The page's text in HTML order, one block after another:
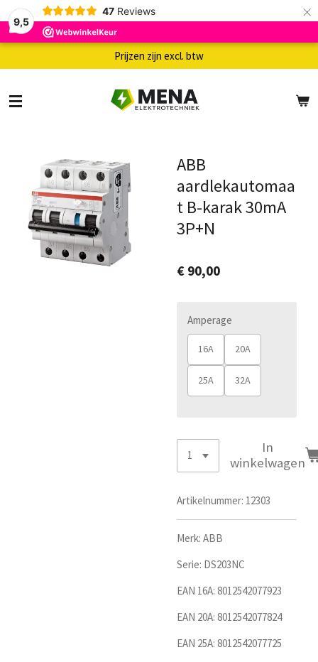
9,5
47 Reviews ×
Prijzen zijn excl. btw
ABB
aardlekautomaa
t B-karak 30mA
3P+N
€ 90,00
Amperage
16A 20A
25A 32A
In
winkelwagen
Artikelnummer: 12303
Merk: ABB
Serie: DS203NC
EAN 16A: 8012542077923
EAN 20A: 8012542077824
EAN 25A: 8012542077725